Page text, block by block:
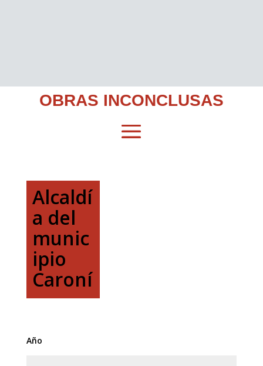
OBRAS INCONCLUSAS
Alcaldí
a del
munic
ipio
Caroní
Año